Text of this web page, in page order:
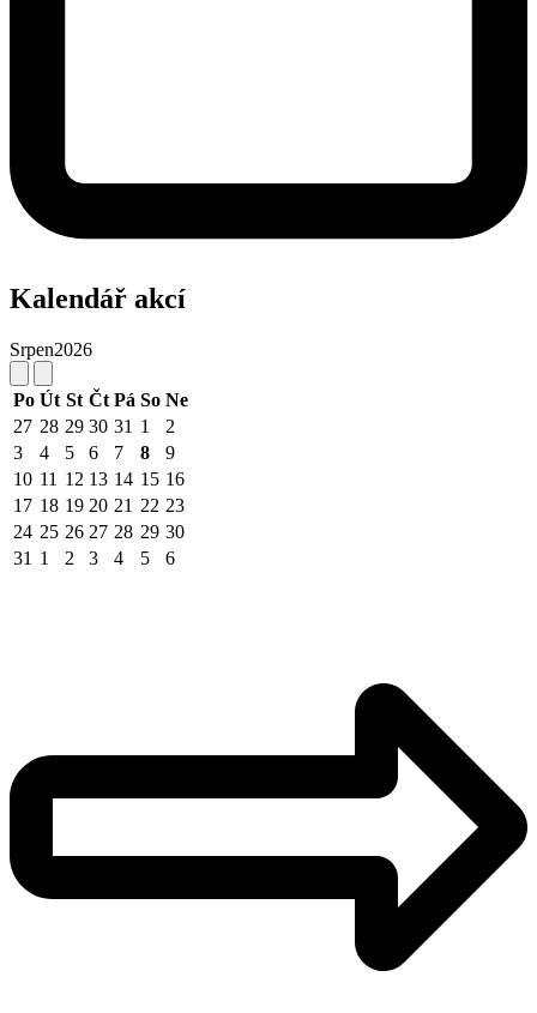
Kalendář akcí
Srpen2026
Po Út St Čt Pá So Ne
27 28 29 30 31 1
2
3
4 5 6 7 8
9
10 11 12 13 14 15 16
17 18 19 20 21 22 23
24 25 26 27 28 29 30
31 1 2 3 4 5 6